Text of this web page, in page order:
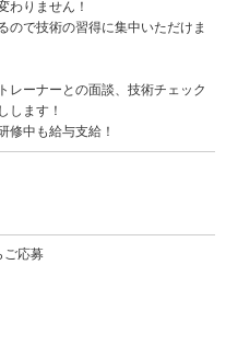
わりません！
ので技術の習得に集中いただけま
ーナーとの面談、技術チェック
します！
修中も給与支給！
ご応募